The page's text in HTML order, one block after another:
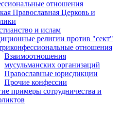
отношения
Православная Церковь и
и ислам
религии против "сект"
отношения
Взаимоотношения
мусульманских организаций
Православные юрисдикции
Прочие конфессии
примеры сотрудничества и